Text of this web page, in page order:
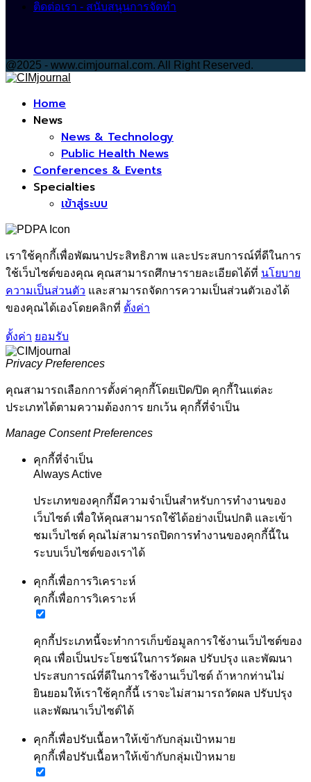
ติดต่อเรา - สนับสนุนการจัดทำ
@2025 - www.cimjournal.com. All Right Reserved.
Home
News
News & Technology
Public Health News
Conferences & Events
Specialties
เข้าสู่ระบบ
เราใช้คุกกี้เพื่อพัฒนาประสิทธิภาพ และประสบการณ์ที่ดีในการ
ใช้เว็บไซต์ของคุณ คุณสามารถศึกษารายละเอียดได้ที่ นโยบาย
ความเป็นส่วนตัว และสามารถจัดการความเป็นส่วนตัวเองได้
ของคุณได้เองโดยคลิกที่ ตั้งค่า
ตั้งค่า ยอมรับ
Privacy Preferences
คุณสามารถเลือกการตั้งค่าคุกกี้โดยเปิด/ปิด คุกกี้ในแต่ละ
ประเภทได้ตามความต้องการ ยกเว้น คุกกี้ที่จำเป็น
Manage Consent Preferences
คุกกี้ที่จำเป็น
Always Active
ประเภทของคุกกี้มีความจำเป็นสำหรับการทำงานของ
เว็บไซต์ เพื่อให้คุณสามารถใช้ได้อย่างเป็นปกติ และเข้า
ชมเว็บไซต์ คุณไม่สามารถปิดการทำงานของคุกกี้นี้ใน
ระบบเว็บไซต์ของเราได้
คุกกี้เพื่อการวิเคราะห์
คุกกี้เพื่อการวิเคราะห์
คุกกี้ประเภทนี้จะทำการเก็บข้อมูลการใช้งานเว็บไซต์ของ
คุณ เพื่อเป็นประโยชน์ในการวัดผล ปรับปรุง และพัฒนา
ประสบการณ์ที่ดีในการใช้งานเว็บไซต์ ถ้าหากท่านไม่
ยินยอมให้เราใช้คุกกี้นี้ เราจะไม่สามารถวัดผล ปรับปรุง
และพัฒนาเว็บไซต์ได้
คุกกี้เพื่อปรับเนื้อหาให้เข้ากับกลุ่มเป้าหมาย
คุกกี้เพื่อปรับเนื้อหาให้เข้ากับกลุ่มเป้าหมาย